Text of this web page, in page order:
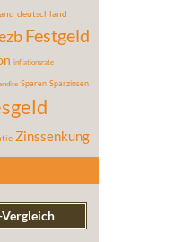
deutschland
Festgeld
inflationsrate
Sparen Sparzinsen
Zinssenkung
Vergleich